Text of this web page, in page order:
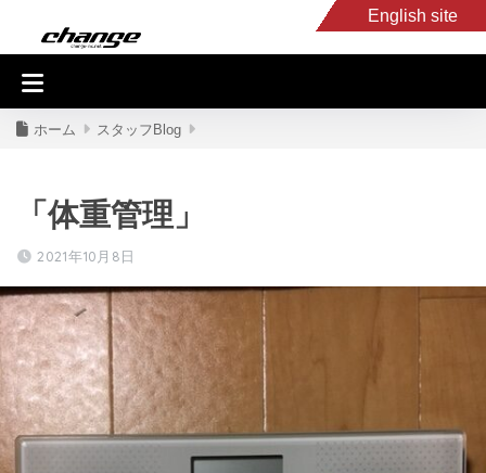
English site
入庫車情報
ホーム スタッフBlog
「体重管理」
2021年10月8日